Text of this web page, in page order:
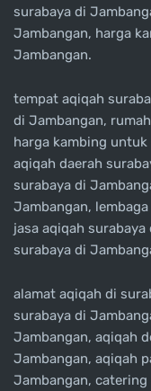
surabaya di
Jambangan, harga
Jambangan.
tempat aqiqah
di Jambangan,
harga kambing
aqiqah daerah
surabaya di
Jambangan,
jasa aqiqah
surabaya di
alamat aqiqah di
surabaya di
Jambangan, aqiqah
Jambangan, aqiqah
Jambangan,